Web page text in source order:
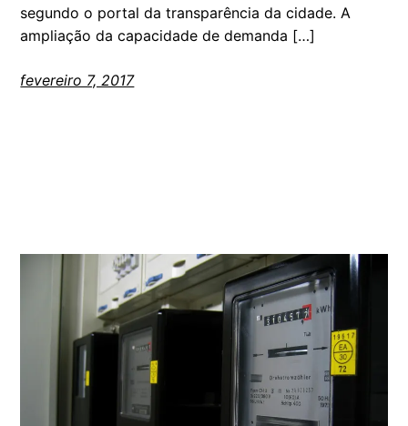
segundo o portal da transparência da cidade. A
ampliação da capacidade de demanda […]
fevereiro 7, 2017